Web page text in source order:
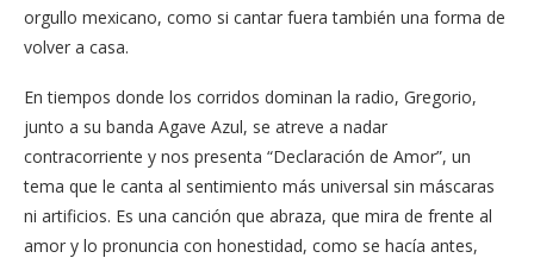
orgullo mexicano, como si cantar fuera también una forma de
volver a casa.
En tiempos donde los corridos dominan la radio, Gregorio,
junto a su banda Agave Azul, se atreve a nadar
contracorriente y nos presenta “Declaración de Amor”, un
tema que le canta al sentimiento más universal sin máscaras
ni artificios. Es una canción que abraza, que mira de frente al
amor y lo pronuncia con honestidad, como se hacía antes,